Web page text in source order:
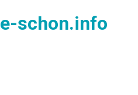
schon.info